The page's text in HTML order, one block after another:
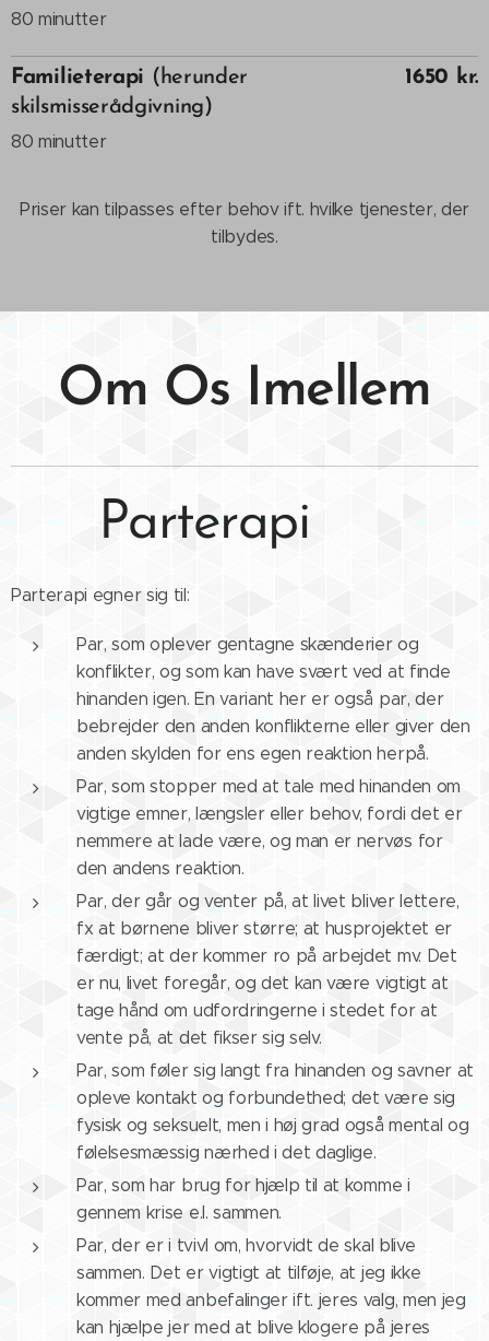
80 minutter
Familieterapi (herunder
skilsmisserådgivning)
80 minutter
1650 kr.
Priser kan tilpasses efter behov ift. hvilke tjenester, der
tilbydes.
Om Os Imellem
Parterapi 💗
Parterapi egner sig til:
Par, som oplever gentagne skænderier og
konflikter, og som kan have svært ved at finde
hinanden igen. En variant her er også par, der
bebrejder den anden konflikterne eller giver den
anden skylden for ens egen reaktion herpå.
Par, som stopper med at tale med hinanden om
vigtige emner, længsler eller behov, fordi det er
nemmere at lade være, og man er nervøs for
den andens reaktion.
Par, der går og venter på, at livet bliver lettere,
fx at børnene bliver større; at husprojektet er
færdigt; at der kommer ro på arbejdet mv. Det
er nu, livet foregår, og det kan være vigtigt at
tage hånd om udfordringerne i stedet for at
vente på, at det fikser sig selv.
Par, som føler sig langt fra hinanden og savner at
opleve kontakt og forbundethed; det være sig
fysisk og seksuelt, men i høj grad også mental og
følelsesmæssig nærhed i det daglige.
Par, som har brug for hjælp til at komme i
gennem krise e.l. sammen.
Par, der er i tvivl om, hvorvidt de skal blive
sammen. Det er vigtigt at tilføje, at jeg ikke
kommer med anbefalinger ift. jeres valg, men jeg
kan hjælpe jer med at blive klogere på jeres